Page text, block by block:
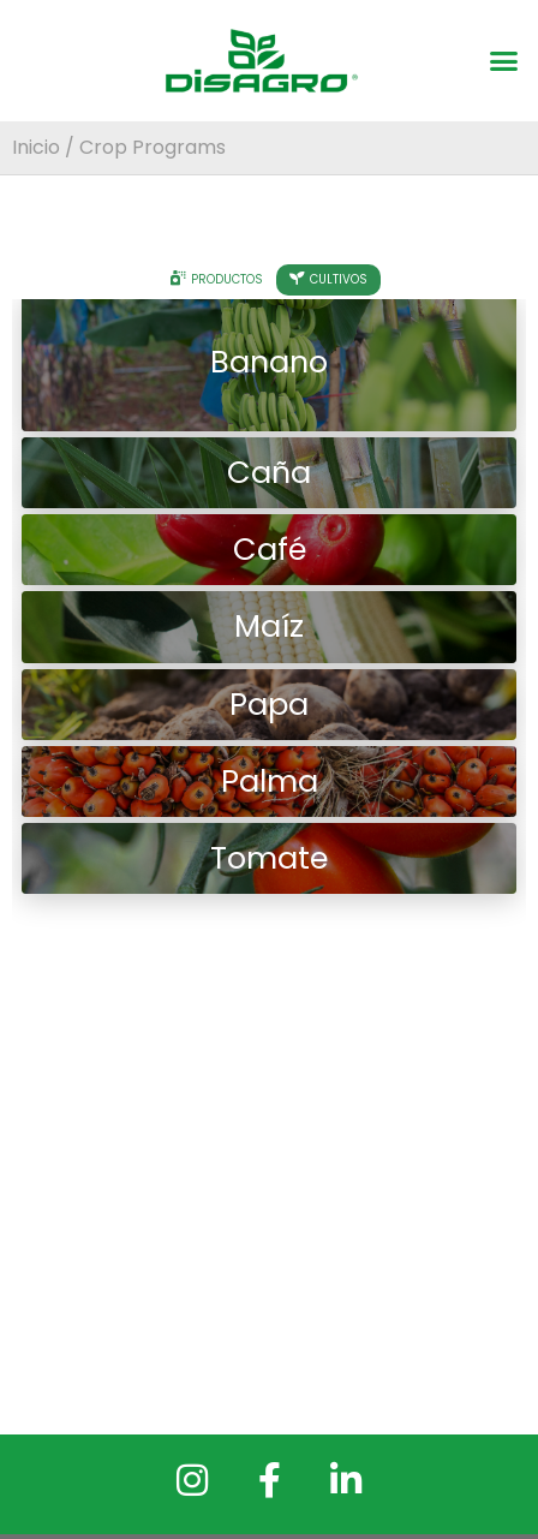
Inicio / Crop Programs